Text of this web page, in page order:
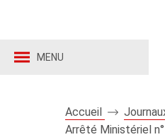
MENU
Accueil
Arrêté Ministériel